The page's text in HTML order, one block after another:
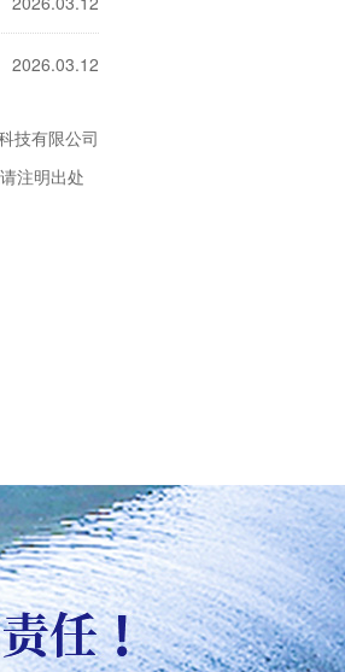
2026.03.12
技有限公司
注明出处